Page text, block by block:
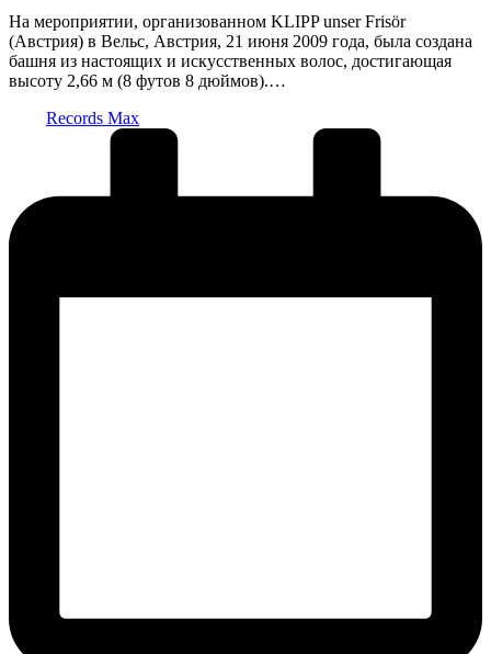
На мероприятии, организованном KLIPP unser Frisör
(Австрия) в Вельс, Австрия, 21 июня 2009 года, была создана
башня из настоящих и искусственных волос, достигающая
высоту 2,66 м (8 футов 8 дюймов).…
Records Max